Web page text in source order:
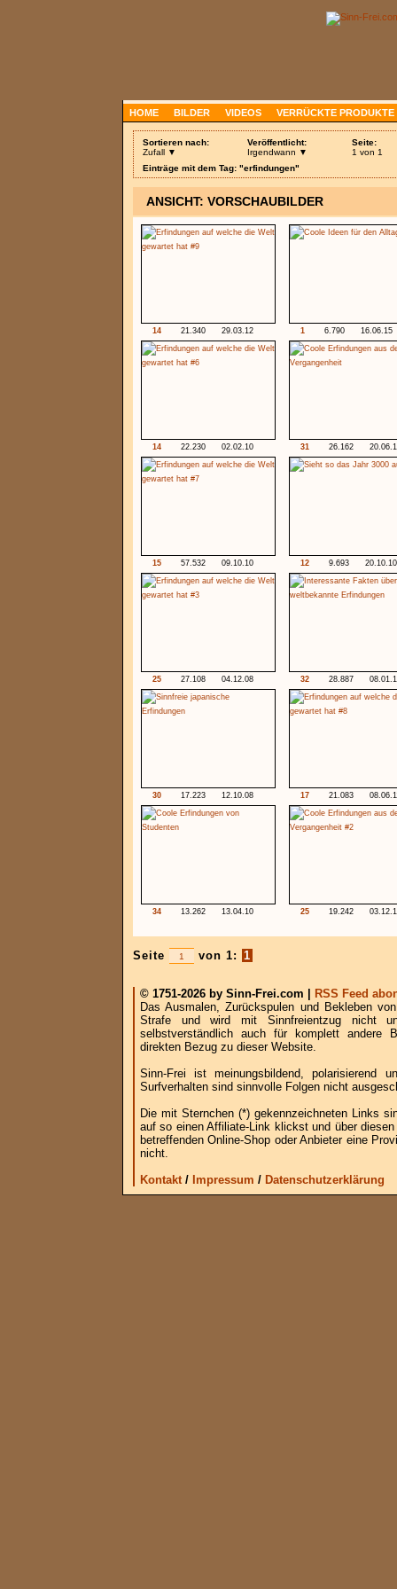
HOME BILDER VIDEOS VERRÜCKTE PRODUKTE
Sortieren nach:
Zufall ▼
Veröffentlicht:
Irgendwann ▼
Seite:
1 von 1
Einträge mit dem Tag: "erfindungen"
ANSICHT: VORSCHAUBILDER
14 21.340 29.03.12 1 6.790 16.06.15
14 22.230 02.02.10 31 26.162
15 57.532 09.10.10 12 9.693 20.10.10
25 27.108 04.12.08 32 28.887
30 17.223 12.10.08 17 21.083
34 13.262 13.04.10 25 19.242
Seite von 1: 1
© 1751-2026 by Sinn-Frei.com |
RSS Feed
Das Ausmalen, Zurückspulen und Bekleben
Strafe und wird mit Sinnfreientzug nicht
selbstverständlich auch für komplett andere
direkten Bezug zu dieser Website.
Sinn-Frei ist meinungsbildend, polarisierend
Surfverhalten sind sinnvolle Folgen nicht
Die mit Sternchen (*) gekennzeichneten Links
auf so einen Affiliate-Link klickst und über
betreffenden Online-Shop oder Anbieter eine
nicht.
Kontakt/ Impressum / Datenschutzerklärung